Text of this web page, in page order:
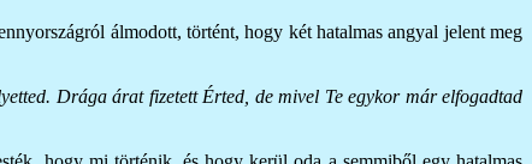
álmodott, történt, hogy két hatalmas angyal jelent meg
Drága árat fizetett Érted, de mivel Te egykor már elfogadtad